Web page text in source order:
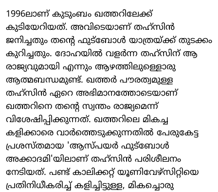
1996ലാണ് കുടുംബം ഖത്തറിലേക്ക്
കുടിയേറിയത്. അവിടെയാണ് തഹ്‌സിന്‍
ജനിച്ചതും തന്റെ ഫുട്‌ബോള്‍ യാത്രയ്ക്ക് തുടക്കം
കുറിച്ചതും. ദോഹയില്‍ വളര്‍ന്ന തഹ്‌സിന് ആ
രാജ്യവുമായി എന്നും ആഴത്തിലുള്ളൊരു
ആത്മബന്ധമുണ്ട്. ഖത്തര്‍ പൗരത്വമുള്ള
തഹ്‌സിന്‍ ഏറെ അഭിമാനത്തോടെയാണ്
ഖത്തറിനെ തന്റെ സ്വന്തം രാജ്യമെന്ന്
വിശേഷിപ്പിക്കുന്നത്. ഖത്തറിലെ മികച്ച
കളിക്കാരെ വാര്‍ത്തെടുക്കുന്നതില്‍ പേരുകേട്ട
പ്രശസ്തമായ 'ആസ്പയര്‍ ഫുട്‌ബോള്‍
അക്കാദമി'യിലാണ് തഹ്‌സിന്‍ പരിശീലനം
നേടിയത്. പണ്ട് കാലിക്കറ്റ് യൂണിവേഴ്‌സിറ്റിയെ
പ്രതിനിധീകരിച്ച് കളിച്ചിട്ടുള്ള, മികച്ചൊരു